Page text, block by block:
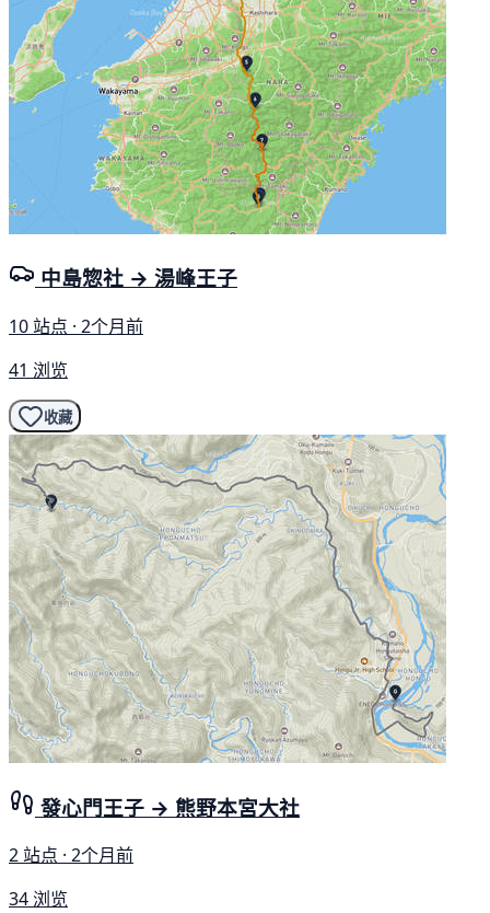
中島惣社 → 湯峰王子
10 站点 · 2个月前
41 浏览
收藏
發心門王子 → 熊野本宮大社
2 站点 · 2个月前
34 浏览